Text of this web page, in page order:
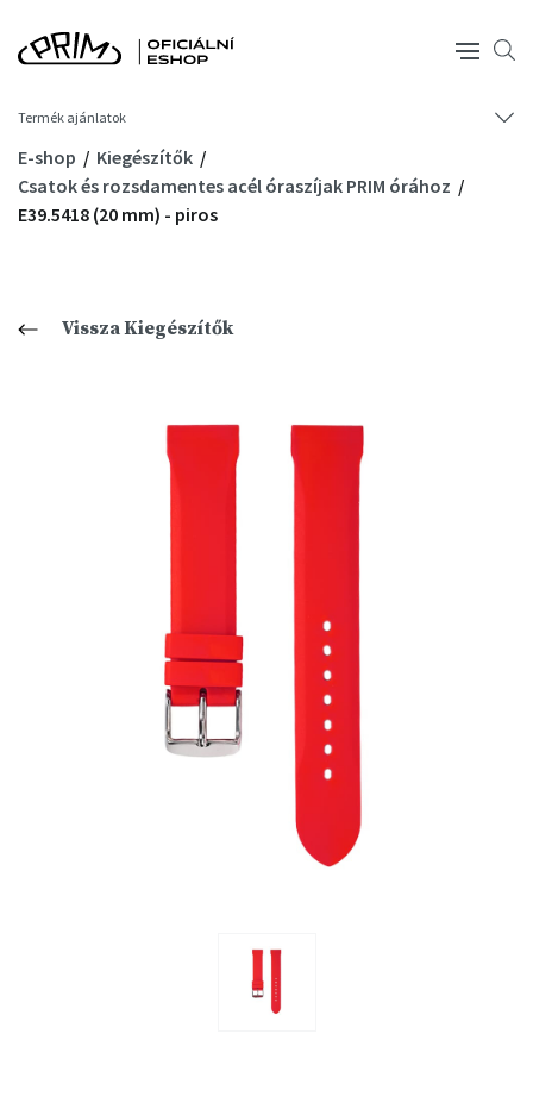
Termék ajánlatok
E-shop
Kiegészítők
Csatok és rozsdamentes acél óraszíjak PRIM órához
E39.5418 (20 mm) - piros
Vissza Kiegészítők